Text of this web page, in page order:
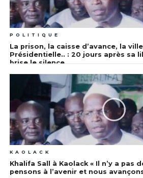
POLITIQUE
La prison, la caisse d’avance, la
Présidentielle.. : 20 jours après sa
brise le silence
KAOLACK
Khalifa Sall à Kaolack « Il n’y a pas
pensons à l’avenir et nous